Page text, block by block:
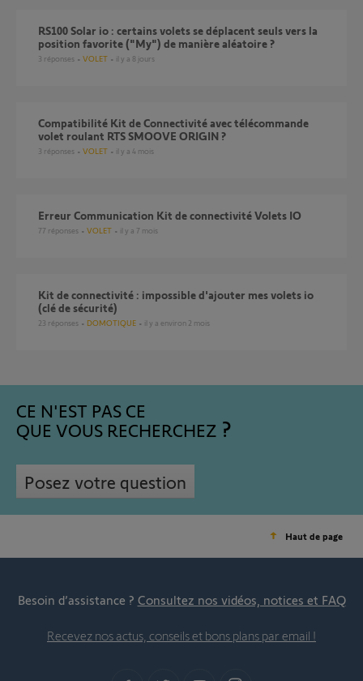
RS100 Solar io : certains volets se déplacent seuls vers la
position favorite ("My") de manière aléatoire ?
3 réponses VOLET il y a 8 jours
Compatibilité Kit de Connectivité avec télécommande
volet roulant RTS SMOOVE ORIGIN ?
3 réponses VOLET il y a 4 mois
Erreur Communication Kit de connectivité Volets IO
77 réponses VOLET il y a 7 mois
Kit de connectivité : impossible d'ajouter mes volets io
(clé de sécurité)
23 réponses DOMOTIQUE il y a environ 2 mois
CE N'EST PAS CE
QUE VOUS RECHERCHEZ
Posez votre question
Haut de page
Besoin d’assistance ? Consultez nos vidéos, notices et FAQ
Recevez nos actus, conseils et bons plans par email !